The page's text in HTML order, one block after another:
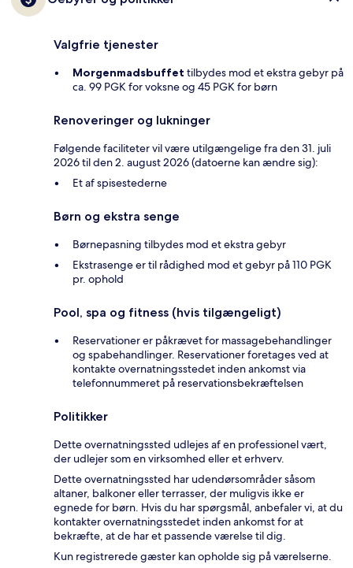
Valgfrie tjenester
Morgenmadsbuffet tilbydes mod et ekstra gebyr på
ca. 99 PGK for voksne og 45 PGK for børn
Renoveringer og lukninger
Følgende faciliteter vil være utilgængelige fra den 31. juli
2026 til den 2. august 2026 (datoerne kan ændre sig):
Et af spisestederne
Børn og ekstra senge
Børnepasning tilbydes mod et ekstra gebyr
Ekstrasenge er til rådighed mod et gebyr på 110 PGK
pr. ophold
Pool, spa og fitness (hvis tilgængeligt)
Reservationer er påkrævet for massagebehandlinger
og spabehandlinger. Reservationer foretages ved at
kontakte overnatningsstedet inden ankomst via
telefonnummeret på reservationsbekræftelsen
Politikker
Dette overnatningssted udlejes af en professionel vært,
der udlejer som en virksomhed eller et erhverv.
Dette overnatningssted har udendørsområder såsom
altaner, balkoner eller terrasser, der muligvis ikke er
egnede for børn. Hvis du har spørgsmål, anbefaler vi, at du
kontakter overnatningsstedet inden ankomst for at
bekræfte, at de har et passende værelse til dig.
Kun registrerede gæster kan opholde sig på værelserne.